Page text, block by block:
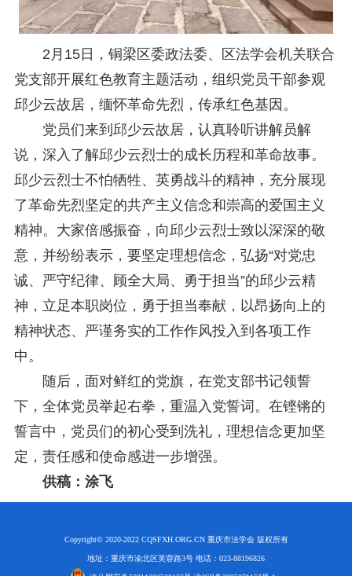
第二十届西部法治论坛暨法治宁夏论坛拟获奖论文公示 2025-09-07
征稿启事 2025-08-28
中国法学会2025年度部级法学研究课题立项公告 2025-07-20
重庆市法学会第五期法学研究立项课题名单公布 2025-05-20
关于开展“2025年青年普法志愿者法治文化基层行”活动的通知 2025-04-22
会议预告 | 中国法学会法学期刊研究会2025年年会将在重庆召开 2025-03-12
2月15日，铜梁区委政法委、区法学会机关联合
党支部开展红色教育主题活动，组织党员干部参观
邱少云故居，缅怀革命先烈，传承红色基因。
党员们来到邱少云故居，认真聆听讲解员解
说，深入了解邱少云烈士的成长历程和革命故事。
邱少云烈士不怕牺牲、英勇战斗的精神，充分展现
了革命先烈坚定的共产主义信念和崇高的爱国主义
精神。大家倍感振奋，向邱少云烈士致以深深的敬
意，并纷纷表示，要坚定理想信念，弘扬“对党忠
诚、严守纪律、顾全大局、勇于担当”的邱少云精
神，立足本职岗位，勇于担当奉献，以昂扬向上的
精神状态、严谨务实的工作作风投入到各项工作
中。
随后，面对鲜红的党旗，在党支部书记领誓
下，全体党员举起右拳，重温入党誓词。在铿锵的
誓言中，党员们的初心受到洗礼，理想信念更加坚
定，责任感和使命感进一步增强。
供稿：涂飞
Copyright© 2020-2022 CQSFXH.ORG.CN 重庆市法学会 版权所有
地址：重庆市渝北区芙蓉路3号 电话：023-88196826